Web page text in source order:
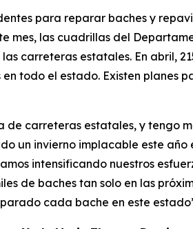
para reparar baches y
mes, las cuadrillas del
carreteras estatales. En abril,
todo el estado. Existen planes
carreteras estatales, y tengo
un invierno implacable este
intensificando nuestros
de baches tan solo en las
cada bache en este